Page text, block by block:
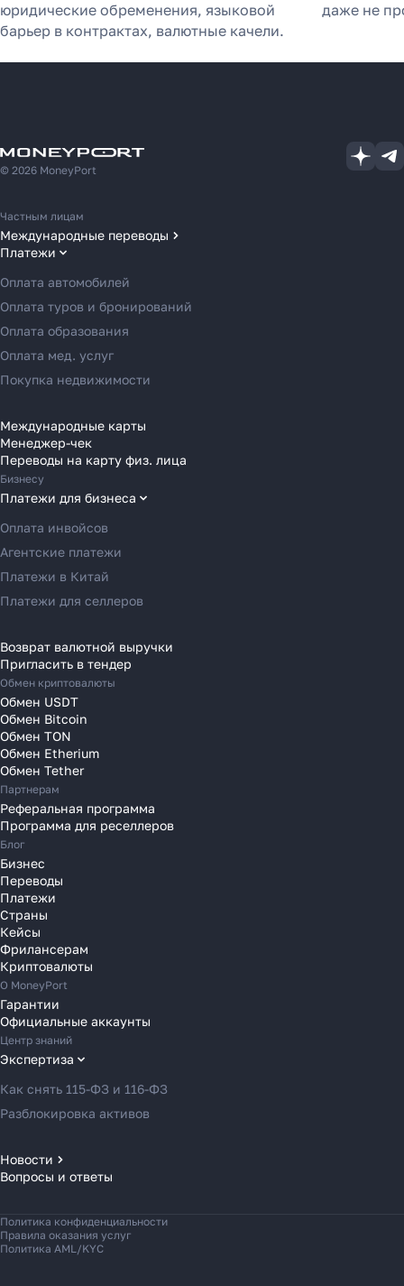
юридические обременения, языковой
барьер в контрактах, валютные качели.
даже не
© 2026 MoneyPort
Частным лицам
Международные переводы
Переводы в США
Переводы в ОАЭ
Переводы в Европу
Переводы в Азию
Переводы в Россию
Переводы в Австрию
Переводы в Болгарию
Переводы в Венгрию
Переводы в Великобританию
Переводы в Грецию
Переводы в Германию
Переводы в Ирландию
Переводы в Испанию
Переводы в Италию
Переводы в Латвию
Переводы в Литву
Переводы в Молдавию
Переводы в Монако
Переводы в Нидерланды
Переводы в Польшу
Переводы в Португалию
Переводы в Румынию
Переводы в Сербию
Переводы в Словакию
Переводы в Словению
Переводы в Финляндию
Переводы в Францию
Переводы в Хорватию
Переводы в Черногорию
Переводы в Чехию
Переводы в Швейцарию
Переводы в Эстонию
Переводы в Азербайджан
Переводы в Армению
Переводы в Турцию
Переводы в Индию
Переводы в Казахстан
Переводы в Кыргызстан
Платежи
Оплата автомобилей
Оплата туров и бронирований
Оплата образования
Оплата мед. услуг
Покупка недвижимости
Международные карты
Менеджер-чек
Переводы на карту физ. лица
Бизнесу
Платежи для бизнеса
Оплата инвойсов
Агентские платежи
Платежи в Китай
Платежи для селлеров
Возврат валютной выручки
Пригласить в тендер
Обмен криптовалюты
Обмен USDT
Обмен Bitcoin
Обмен TON
Обмен Etherium
Обмен Tether
Партнерам
Реферальная программа
Программа для реселлеров
Блог
Бизнес
Переводы
Платежи
Страны
Кейсы
Фрилансерам
Криптовалюты
О MoneyPort
Гарантии
Официальные аккаунты
Центр знаний
Экспертиза
Как снять 115-ФЗ и 116-ФЗ
Разблокировка активов
Новости
Новости MoneyPort
Новости рынка
Вопросы и ответы
Политика конфиденциальности
Правила оказания услуг
Политика AML/KYC